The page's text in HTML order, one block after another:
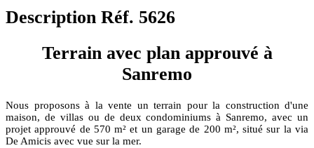
Description Réf. 5626
Terrain avec plan approuvé à
Sanremo
Nous proposons à la vente un terrain pour la construction d'une
maison, de villas ou de deux condominiums à Sanremo, avec un
projet approuvé de 570 m² et un garage de 200 m², situé sur la via
De Amicis avec vue sur la mer.